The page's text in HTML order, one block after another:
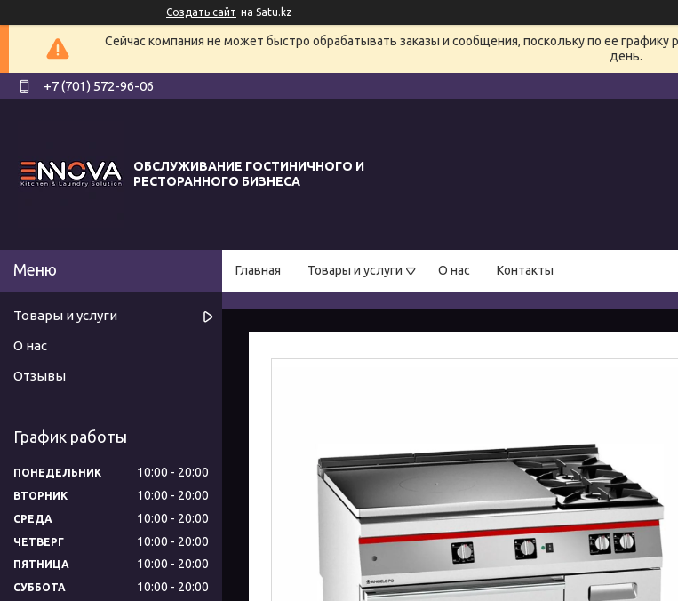
Создать сайт на Satu.kz
Сейчас компания не может быстро обрабатывать заказы и сообщения, поскольку по ее
день.
+7 (701) 572-96-06
ОБСЛУЖИВАНИЕ ГОСТИНИЧНОГО И
РЕСТОРАННОГО БИЗНЕСА
Главная Товары и услуги О нас Контакты
Товары и услуги
О нас
Отзывы
График работы
ПОНЕДЕЛЬНИК 10:00 20:00
ВТОРНИК 10:00 20:00
СРЕДА 10:00 20:00
ЧЕТВЕРГ 10:00 20:00
ПЯТНИЦА 10:00 20:00
СУББОТА 10:00 20:00